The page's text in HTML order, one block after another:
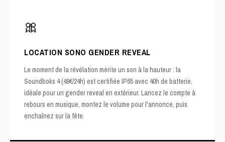
🎀
LOCATION SONO GENDER REVEAL
Le moment de la révélation mérite un son à la hauteur : la
Soundboks 4 (49€/24h) est certifiée IP65 avec 40h de batterie,
idéale pour un gender reveal en extérieur. Lancez le compte à
rebours en musique, montez le volume pour l'annonce, puis
enchaînez sur la fête.